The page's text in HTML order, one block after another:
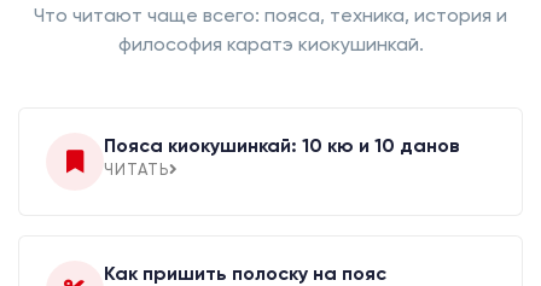
Что читают чаще всего: пояса, техника, история и
философия каратэ киокушинкай.
Пояса киокушинкай: 10 кю и 10 данов
ЧИТАТЬ
Как пришить полоску на пояс